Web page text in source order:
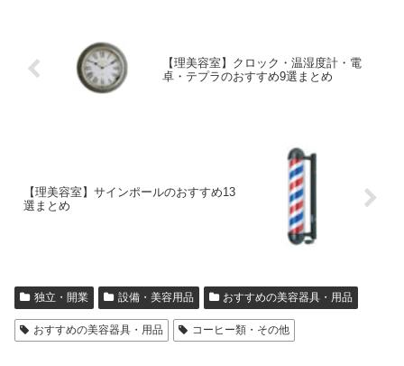
【理美容室】クロック・温湿度計・電
卓・テプラのおすすめ9選まとめ
【理美容室】サインポールのおすすめ13
選まとめ
独立・開業 設備・美容用品 おすすめの美容器具・用品
おすすめの美容器具・用品 コーヒー類・その他